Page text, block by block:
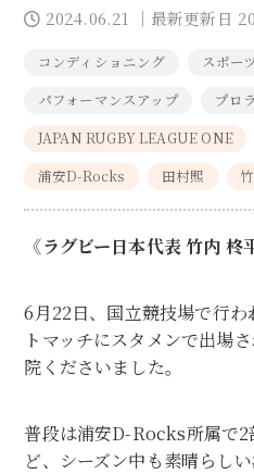
2024.06.21 ｜最新更新日
コンディショニング
スポー
パフォーマンスアップ
プロ
JAPAN RUGBY LEAGUE ONE
浦安D-Rocks
田村熙
《ラグビー日本代表 竹内 柊
6月22日、国立競技場で行
トマッチにスタメンで出場
院くださいました。
普段は浦安D-Rocks所属で2
ど、シーズン中も素晴らしい